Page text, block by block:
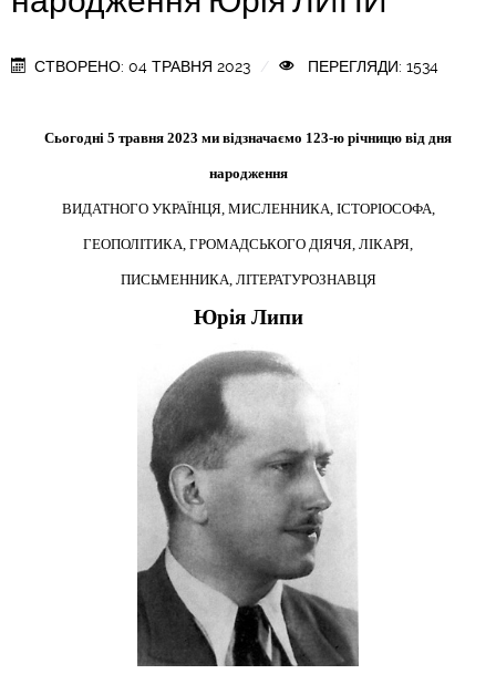
СТВОРЕНО: 04 ТРАВНЯ 2023 ПЕРЕГЛЯДИ: 1534
Сьогодні 5 травня 2023 ми відзначаємо 123-ю річницю від дня
народження
ВИДАТНОГО УКРАЇНЦЯ, МИСЛЕННИКА, ІСТОРІОСОФА,
ГЕОПОЛІТИКА, ГРОМАДСЬКОГО ДІЯЧЯ, ЛІКАРЯ,
ПИСЬМЕННИКА, ЛІТЕРАТУРОЗНАВЦЯ
Юрія Липи